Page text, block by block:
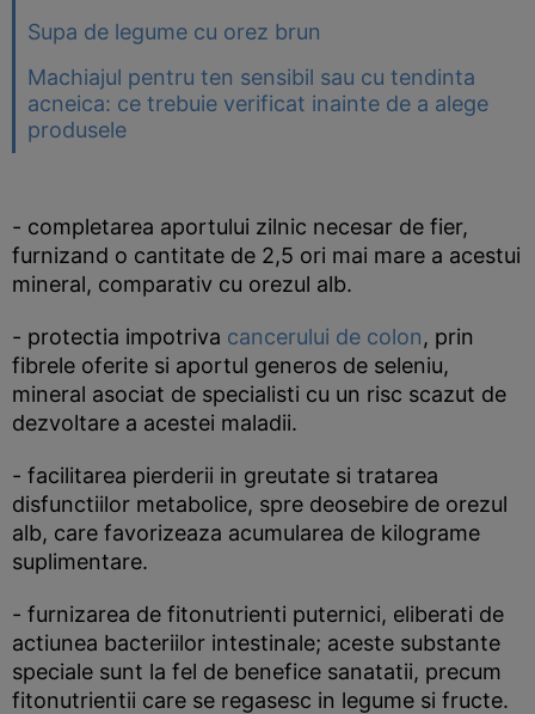
Supa de legume cu orez brun
Machiajul pentru ten sensibil sau cu tendinta
acneica: ce trebuie verificat inainte de a alege
produsele
- completarea aportului zilnic necesar de fier,
furnizand o cantitate de 2,5 ori mai mare a acestui
mineral, comparativ cu orezul alb.
- protectia impotriva cancerului de colon, prin
fibrele oferite si aportul generos de seleniu,
mineral asociat de specialisti cu un risc scazut de
dezvoltare a acestei maladii.
- facilitarea pierderii in greutate si tratarea
disfunctiilor metabolice, spre deosebire de orezul
alb, care favorizeaza acumularea de kilograme
suplimentare.
- furnizarea de fitonutrienti puternici, eliberati de
actiunea bacteriilor intestinale; aceste substante
speciale sunt la fel de benefice sanatatii, precum
fitonutrientii care se regasesc in legume si fructe.